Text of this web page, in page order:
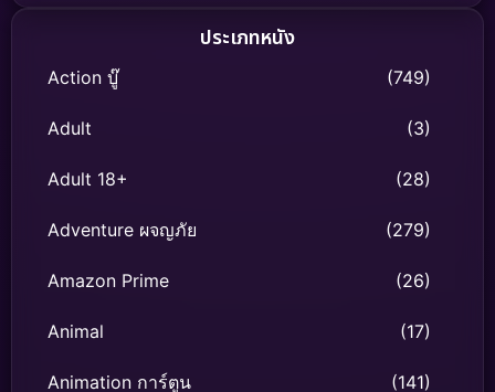
ประเภทหนัง
Action บู๊ (749)
Adult (3)
Adult 18+ (28)
Adventure ผจญภัย (279)
Amazon Prime (26)
Animal (17)
Animation การ์ตูน (141)